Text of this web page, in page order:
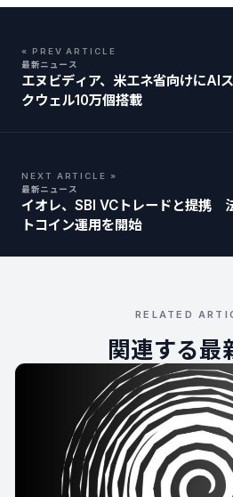
« PREV ARTICLE
最新ニュース
エヌビディア、米エネ省向けに
クウェル10万個搭載
NEXT ARTICLE »
最新ニュース
イオレ、SBI VCトレードと提携
トコイン運用を開始
RELATED
関連する最